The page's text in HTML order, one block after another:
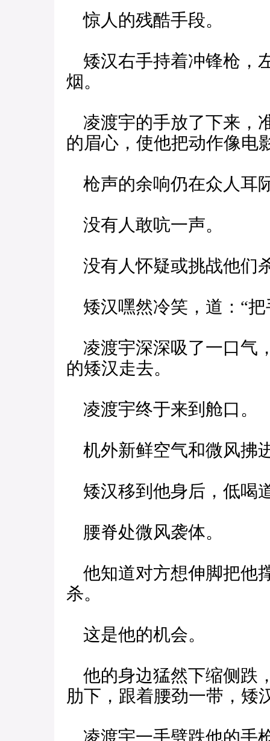
惊人的残酷手段。
矮汉右手持着冲锋枪，
烟。
凌渡宇的手放了下来，
的眉心，使他把动作像电
枪声的余响仍在众人耳
没有人敢吭一声。
没有人怀疑或挑战他们
矮汉嘿然冷笑，道：“把
凌渡宇深深吸了一口气
的矮汉走去。
凌渡宇终于来到舱口。
机外新鲜空气和微风拂
矮汉移到他身后，低喝
腰脊处微风袭体。
他知道对方想伸脚把他
杀。
这是他的机会。
他的身边猛然下缩侧跌
肋下，跟着腰劲一带，矮
凌渡宇一手劈跌他的手